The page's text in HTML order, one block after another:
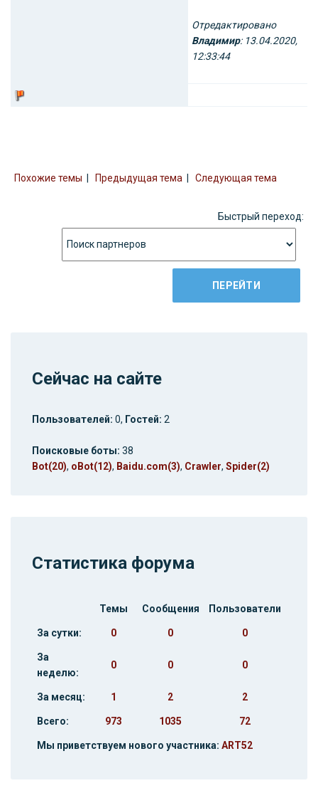
Отредактировано
Владимир: 13.04.2020,
12:33:44
Похожие темы Предыдущая тема Следующая тема
Быстрый переход:
Сейчас на сайте
Пользователей: 0, Гостей: 2
Поисковые боты: 38
Bot(20), oBot(12), Baidu.com(3), Crawler, Spider(2)
Статистика форума
Темы Сообщения Пользователи
За сутки: 0 0 0
За
неделю:
0 0 0
За месяц: 1 2 2
Всего: 973 1035 72
Мы приветствуем нового участника: ART52